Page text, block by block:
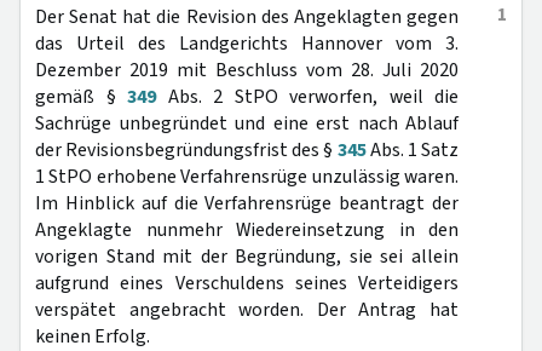
1
Der Senat hat die Revision des Angeklagten gegen
das Urteil des Landgerichts Hannover vom 3.
Dezember 2019 mit Beschluss vom 28. Juli 2020
gemäß § 349Abs. 2 StPO verworfen, weil die
Sachrüge unbegründet und eine erst nach Ablauf
der Revisionsbegründungsfrist des § 345Abs. 1 Satz
1 StPO erhobene Verfahrensrüge unzulässig waren.
Im Hinblick auf die Verfahrensrüge beantragt der
Angeklagte nunmehr Wiedereinsetzung in den
vorigen Stand mit der Begründung, sie sei allein
aufgrund eines Verschuldens seines Verteidigers
verspätet angebracht worden. Der Antrag hat
keinen Erfolg.